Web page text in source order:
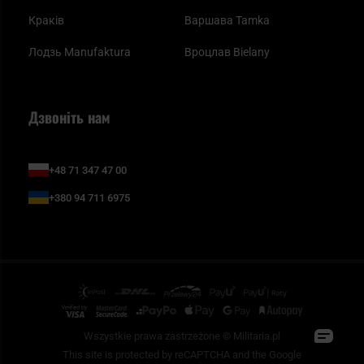
Краків
Лодзь Manufaktura
Варшава Tamka
Вроцлав Bielany
Дзвоніть нам
+48 71 347 47 00
+380 94 711 6975
Wszystkie prawa zastrzeżone © Militaria.pl
This site is protected by reCAPTCHA and the Google